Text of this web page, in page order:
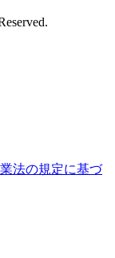
法の規定に基づ